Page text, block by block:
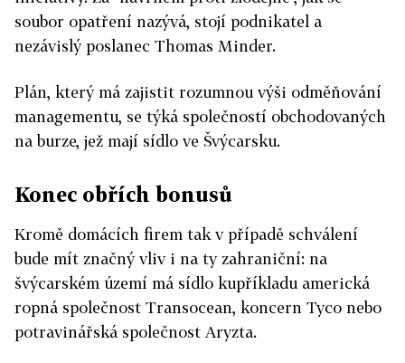
soubor opatření nazývá, stojí podnikatel a
nezávislý poslanec Thomas Minder.
Plán, který má zajistit rozumnou výši odměňování
managementu, se týká společností obchodovaných
na burze, jež mají sídlo ve Švýcarsku.
Konec obřích bonusů
Kromě domácích firem tak v případě schválení
bude mít značný vliv i na ty zahraniční: na
švýcarském území má sídlo kupříkladu americká
ropná společnost Transocean, koncern Tyco nebo
potravinářská společnost Aryzta.